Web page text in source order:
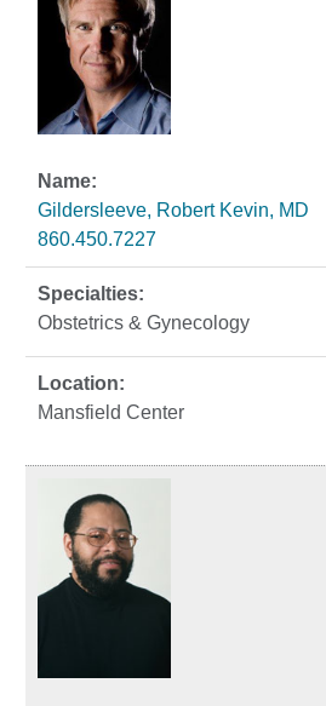
Gildersleeve, Robert Kevin, MD
860.450.7227
Obstetrics & Gynecology
Mansfield Center